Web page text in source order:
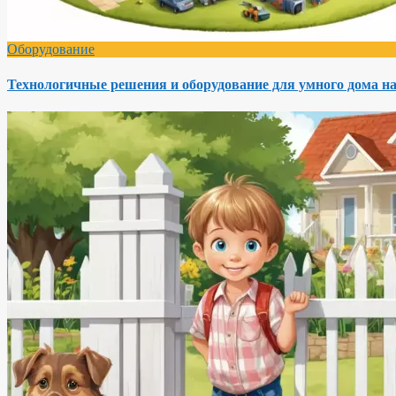
Оборудование
Технологичные решения и оборудование для умного дома